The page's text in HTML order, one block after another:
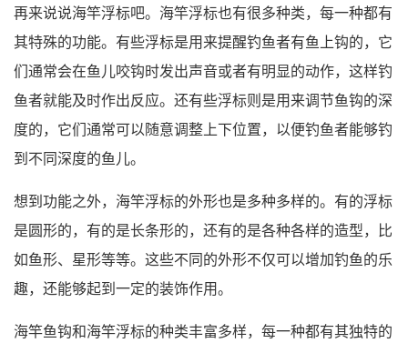
再来说说海竿浮标吧。海竿浮标也有很多种类，每一种都有
其特殊的功能。有些浮标是用来提醒钓鱼者有鱼上钩的，它
们通常会在鱼儿咬钩时发出声音或者有明显的动作，这样钓
鱼者就能及时作出反应。还有些浮标则是用来调节鱼钩的深
度的，它们通常可以随意调整上下位置，以便钓鱼者能够钓
到不同深度的鱼儿。
想到功能之外，海竿浮标的外形也是多种多样的。有的浮标
是圆形的，有的是长条形的，还有的是各种各样的造型，比
如鱼形、星形等等。这些不同的外形不仅可以增加钓鱼的乐
趣，还能够起到一定的装饰作用。
海竿鱼钩和海竿浮标的种类丰富多样，每一种都有其独特的